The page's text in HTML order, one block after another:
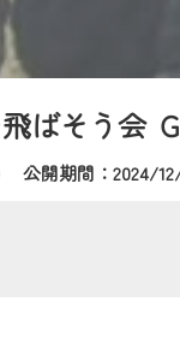
ばそう会
公開期間：2024/
ルにともない
が、ご了承の程